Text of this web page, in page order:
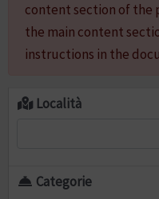
content section of the
the main content
instructions in the
Località
Categorie